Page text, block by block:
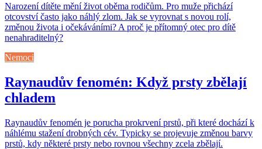
Narození dítěte mění život oběma rodičům. Pro muže přichází
otcovství často jako náhlý zlom. Jak se vyrovnat s novou rolí,
změnou života i očekáváními? A proč je přítomný otec pro dítě
nenahraditelný?
Nemoci
Raynaudův fenomén: Když prsty zbělají
chladem
Raynaudův fenomén je porucha prokrvení prstů, při které dochází k
náhlému stažení drobných cév. Typicky se projevuje změnou barvy
prstů, kdy některé prsty nebo rovnou všechny zcela zbělají.